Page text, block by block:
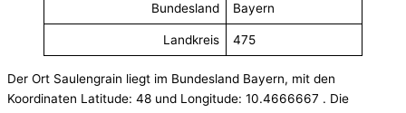
Bundesland Bayern
Landkreis 475
Der Ort Saulengrain liegt im Bundesland Bayern, mit den
Koordinaten Latitude: 48 und Longitude: 10.4666667 . Die